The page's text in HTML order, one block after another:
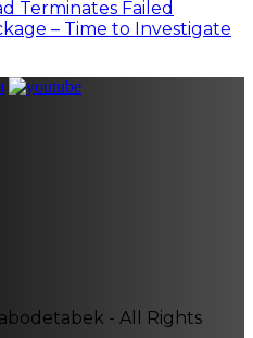
Terminates Failed
– Time to Investigate
- All Rights